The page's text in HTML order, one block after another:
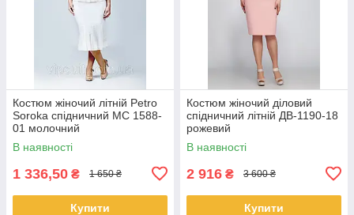
Костюм жіночий літній Petro
Soroka спідничний МС 1588-
01 молочний
В наявності
1 336,50 ₴ 1 650 ₴
Купити
Костюм жіночий діловий
спідничний літній ДВ-1190-18
рожевий
В наявності
2 916 ₴ 3 600 ₴
Купити